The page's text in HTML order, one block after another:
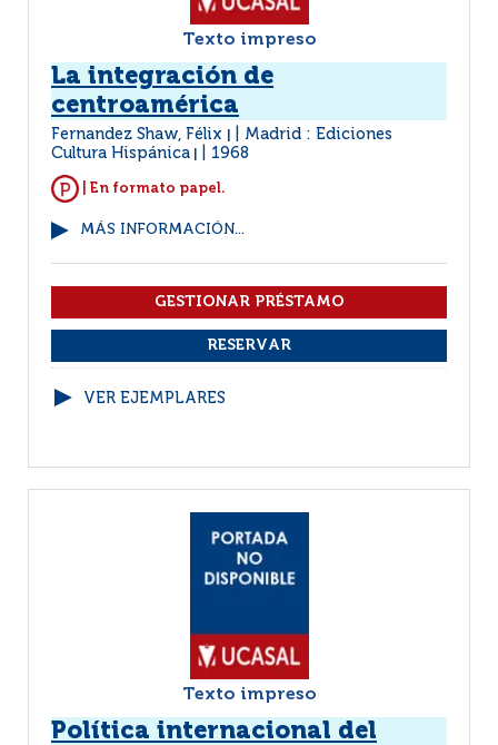
Texto impreso
La integración de
centroamérica
Fernandez Shaw, Félix
Madrid : Ediciones
Cultura Hispánica
1968
| En formato papel.
MÁS INFORMACIÓN...
VER EJEMPLARES
Texto impreso
Política internacional del